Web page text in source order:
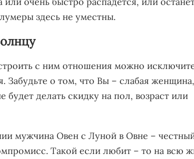
здесь не уместны.
с ним отношения можно
Забудьте о том, что Вы – слабая
будет делать скидку на пол, возраст или
мужчина Овен с Луной в Овне –
Такой если любит – то на всю